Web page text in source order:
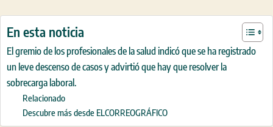
En esta noticia
El gremio de los profesionales de la salud indicó que se ha registrado
un leve descenso de casos y advirtió que hay que resolver la
sobrecarga laboral.
Relacionado
Descubre más desde ELCORREOGRÁFICO